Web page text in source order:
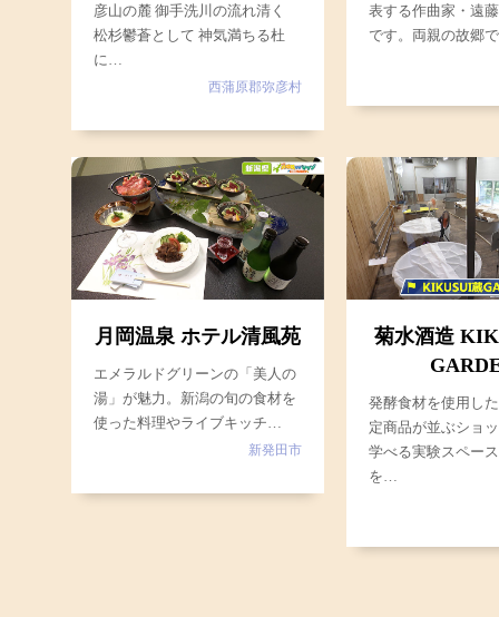
彦山の麓 御手洗川の流れ清く
松杉鬱蒼として 神気満ちる杜
に…
西蒲原郡弥彦村
表する作曲家・遠
です。両親の故郷
月岡温泉 ホテル清風苑
エメラルドグリーンの「美人の
湯」が魅力。新潟の旬の食材を
使った料理やライブキッチ…
新発田市
菊水酒造
発酵食材を使用し
定商品が並ぶショ
学べる実験スペー
を…